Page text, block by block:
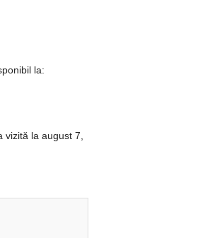
la:
vizită la august 7,